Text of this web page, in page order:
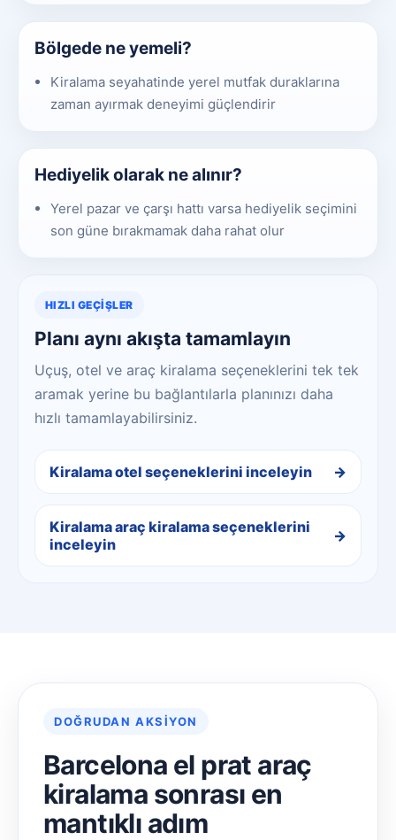
Bölgede ne yemeli?
Kiralama seyahatinde yerel mutfak duraklarına
zaman ayırmak deneyimi güçlendirir
Hediyelik olarak ne alınır?
Yerel pazar ve çarşı hattı varsa hediyelik seçimini
son güne bırakmamak daha rahat olur
HIZLI GEÇIŞLER
Planı aynı akışta tamamlayın
Uçuş, otel ve araç kiralama seçeneklerini tek tek
aramak yerine bu bağlantılarla planınızı daha
hızlı tamamlayabilirsiniz.
Kiralama otel seçeneklerini inceleyin
Kiralama araç kiralama seçeneklerini
inceleyin
DOĞRUDAN AKSIYON
Barcelona el prat araç
kiralama sonrası en
mantıklı adım